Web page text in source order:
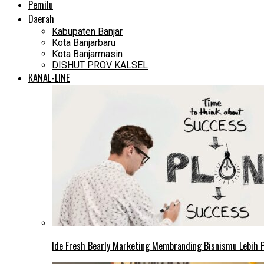
Pemilu
Daerah
Kabupaten Banjar
Kota Banjarbaru
Kota Banjarmasin
DISHUT PROV KALSEL
KANAL-LINE
Ide Fresh Bearly Marketing Membranding Bisnismu Lebih